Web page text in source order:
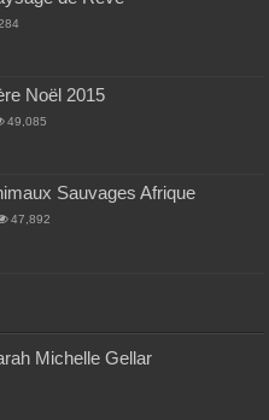
Noël 2015
49,085
Sauvages Afrique
47,892
Michelle Gellar